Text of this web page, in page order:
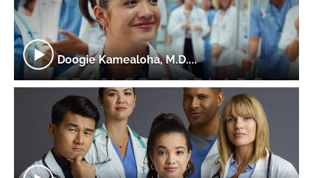
Doogie Kamealoha, M.D....